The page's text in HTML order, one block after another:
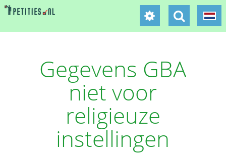
Gegevens GBA
niet voor
religieuze
instellingen